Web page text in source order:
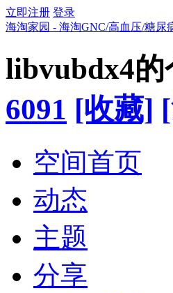
立即注册 登录
海淘家园 - 海淘GNC/高血压/糖尿
libvubdx4的
6091 [收藏]
空间首页
动态
主题
分享